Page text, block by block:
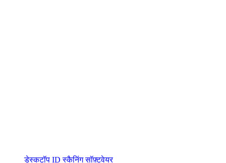
डेस्कटॉप ID स्कैनिंग सॉफ़्टवेयर